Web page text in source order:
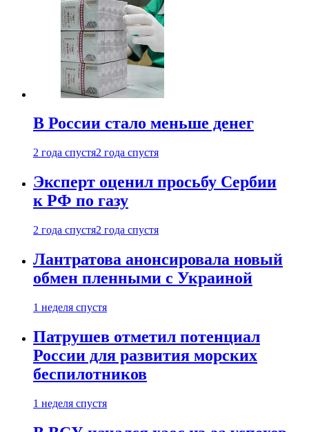
В России стало меньше денег
2 года спустя2 года спустя
Эксперт оценил просьбу Сербии
к РФ по газу
2 года спустя2 года спустя
Лантратова анонсировала новый
обмен пленными с Украиной
1 неделя спустя
Патрушев отметил потенциал
России для развития морских
беспилотников
1 неделя спустя